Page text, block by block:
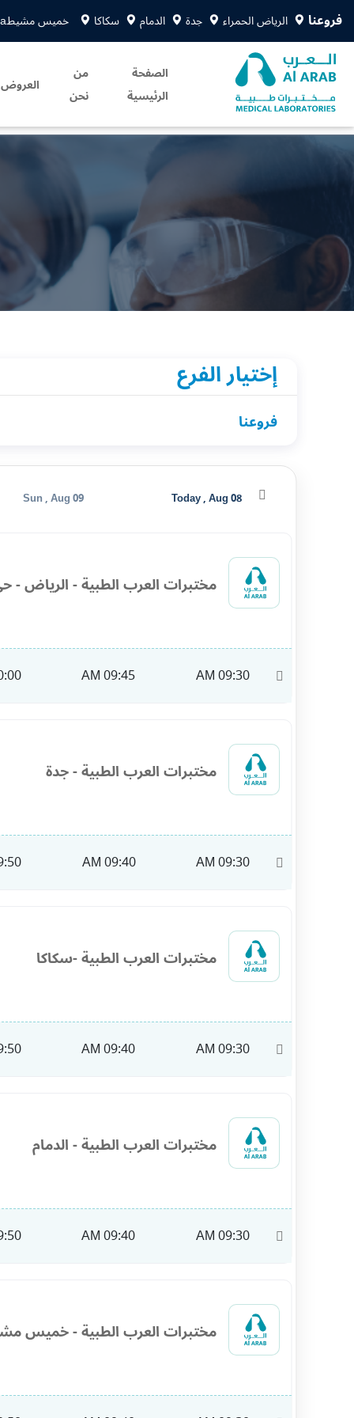
فروعنا الرياض الحمراء جدة الدمام سكاكا خميس مشيط
الصفحة
الرئيسية
من
نحن
العروض
إختيار الفرع
فروعنا
Sun , Aug 09
مختبرات العرب الطبية - الرياض -
09:30 AM
09:45 AM
AM
مختبرات العرب الطبية - جدة
09:30 AM
09:40 AM
AM
مختبرات العرب الطبية -سكاكا
09:30 AM
09:40 AM
AM
مختبرات العرب الطبية - الدمام
09:30 AM
09:40 AM
AM
مختبرات العرب الطبية - خميس